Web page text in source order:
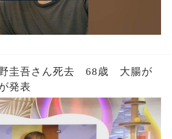
野圭吾さん死去 68歳 大腸が
発表